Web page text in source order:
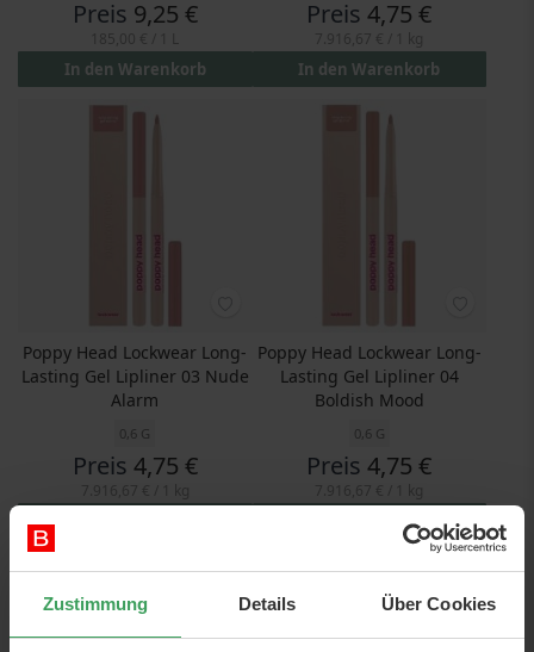
Zustimmung Details Über Cookies
Preis 9,25 €
In den Warenkorb
Preis 4,75 €
In den Warenkorb
Poppy Head Lockwear Long-
Lasting Gel Lipliner 03 Nude
Alarm
0,6 G
Preis 4,75 €
Poppy Head Lockwear Long-
Lasting Gel Lipliner 04
Boldish Mood
0,6 G
Preis 4,75 €
In den Warenkorb